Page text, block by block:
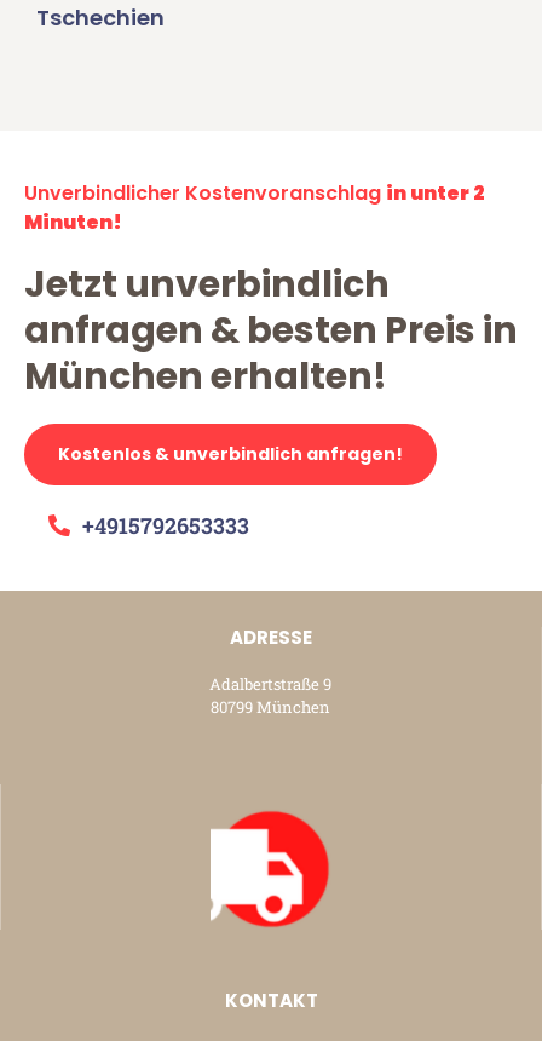
Tschechien
Unverbindlicher Kostenvoranschlag in unter 2
Minuten!
Jetzt unverbindlich
anfragen & besten Preis in
München erhalten!
Kostenlos & unverbindlich anfragen!
+4915792653333
ADRESSE
Adalbertstraße 9
80799 München
KONTAKT